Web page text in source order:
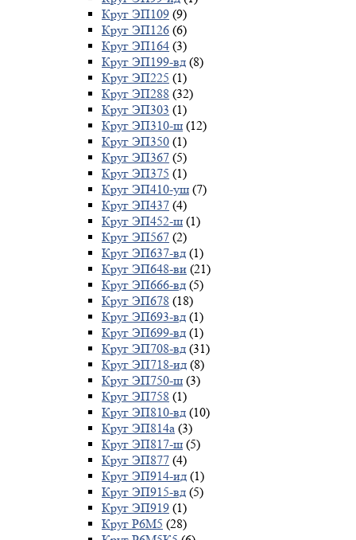
Круг ЭП109 (9)
Круг ЭП126 (6)
Круг ЭП164 (3)
Круг ЭП199-вд (8)
Круг ЭП225 (1)
Круг ЭП288 (32)
Круг ЭП303 (1)
Круг ЭП310-ш (12)
Круг ЭП350 (1)
Круг ЭП367 (5)
Круг ЭП375 (1)
Круг ЭП410-уш (7)
Круг ЭП437 (4)
Круг ЭП452-ш (1)
Круг ЭП567 (2)
Круг ЭП637-вд (1)
Круг ЭП648-ви (21)
Круг ЭП666-вд (5)
Круг ЭП678 (18)
Круг ЭП693-вд (1)
Круг ЭП699-вд (1)
Круг ЭП708-вд (31)
Круг ЭП718-ид (8)
Круг ЭП750-ш (3)
Круг ЭП758 (1)
Круг ЭП810-вд (10)
Круг ЭП814а (3)
Круг ЭП817-ш (5)
Круг ЭП877 (4)
Круг ЭП914-ид (1)
Круг ЭП915-вд (5)
Круг ЭП919 (1)
Круг Р6М5 (28)